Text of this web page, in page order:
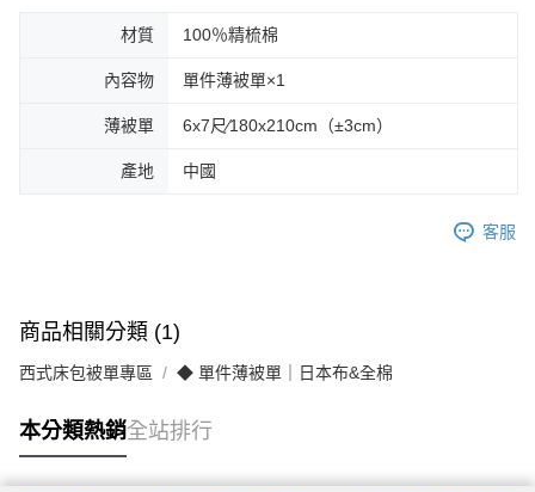
材質 100％精梳棉
內容物 單件薄被單×1
薄被單 6x7尺∕180x210cm（±3cm）
產地 中國
客服
商品相關分類 (1)
西式床包被單專區 ◆ 單件薄被單｜日本布&全棉
本分類熱銷全站排行